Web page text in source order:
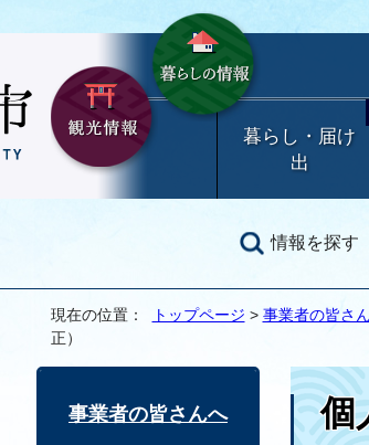
暮らし・届け
出
情報を探す
現在の位置： トップページ > 事業者の皆さ
正）
個
事業者の皆さんへ